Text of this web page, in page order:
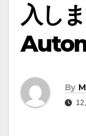
入し
By
12